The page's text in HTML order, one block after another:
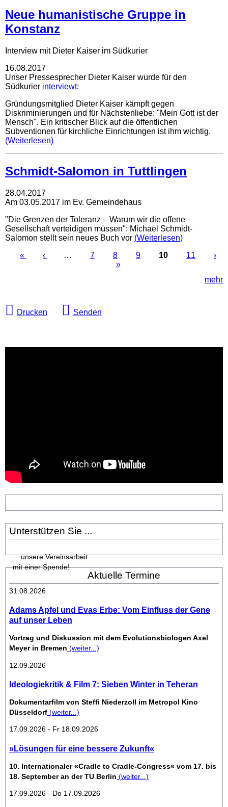
Neue humanistische Gruppe in
Konstanz
Interview mit Dieter Kaiser im Südkurier
16.08.2017
Unser Pressesprecher Dieter Kaiser wurde für den
Südkurier interviewt:
Gründungsmitglied Dieter Kaiser kämpft gegen
Diskriminierungen und für Nächstenliebe: "Mein Gott ist der
Mensch". Ein kritischer Blick auf die öffentlichen
Subventionen für kirchliche Einrichtungen ist ihm wichtig.
Weiterlesen
Schmidt-Salomon in Tuttlingen
28.04.2017
Am 03.05.2017 im Ev. Gemeindehaus
"Die Grenzen der Toleranz – Warum wir die offene
Gesellschaft verteidigen müssen": Michael Schmidt-
Salomon stellt sein neues Buch vor Weiterlesen
«
‹ … 7 8 9 10 11
›
»
mehr
Drucken Senden
Unterstützen Sie ...
... unsere Vereinsarbeit
mit einer Spende!
Aktuelle Termine
31.08.2026
Adams Apfel und Evas Erbe: Vom Einfluss der Gene
auf unser Leben
Vortrag und Diskussion mit dem Evolutionsbiologen Axel
Meyer in Bremen (weiter...)
12.09.2026
Ideologiekritik & Film 7: Sieben Winter in Teheran
Dokumentarfilm von Steffi Niederzoll im Metropol Kino
Düsseldorf (weiter...)
17.09.2026 - Fr 18.09.2026
»Lösungen für eine bessere Zukunft«
10. Internationaler «Cradle to Cradle-Congress« vom 17. bis
18. September an der TU Berlin (weiter...)
17.09.2026 - Do 17.09.2026